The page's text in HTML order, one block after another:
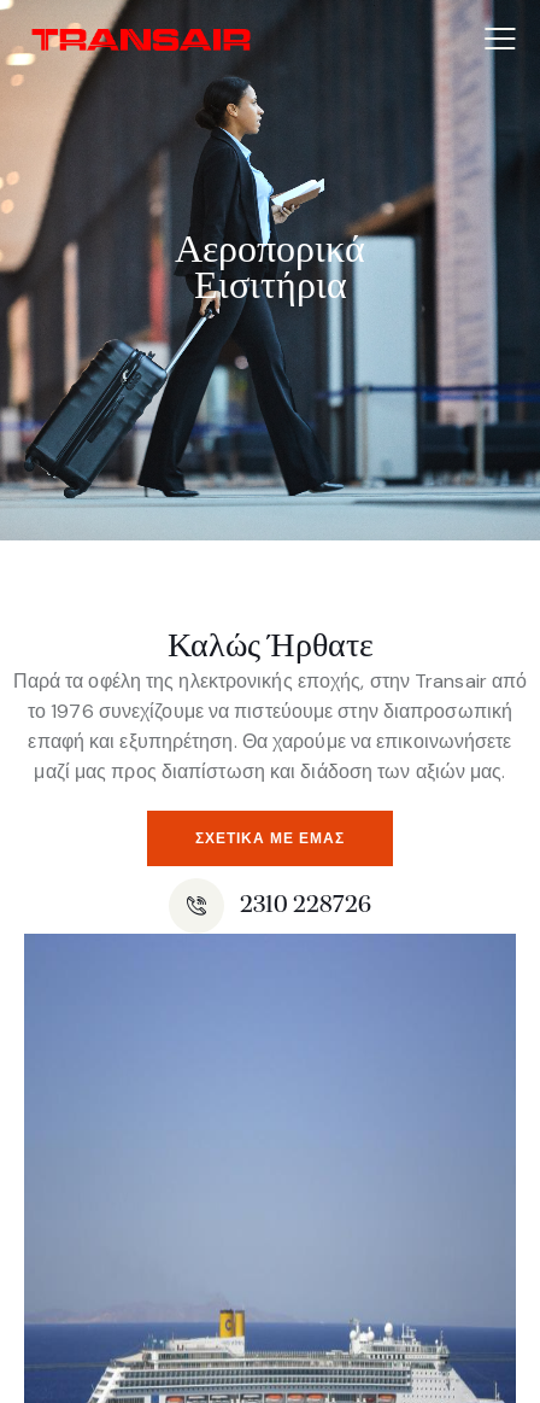
Αεροπορικά
Εισιτήρια
Καλώς Ήρθατε
Παρά τα οφέλη της ηλεκτρονικής εποχής, στην Transair από
το 1976 συνεχίζουμε να πιστεύουμε στην διαπροσωπική
επαφή και εξυπηρέτηση. Θα χαρούμε να επικοινωνήσετε
μαζί μας προς διαπίστωση και διάδοση των αξιών μας.
ΣΧΕΤΙΚΆ ΜΕ ΕΜΆΣ
2310 228726